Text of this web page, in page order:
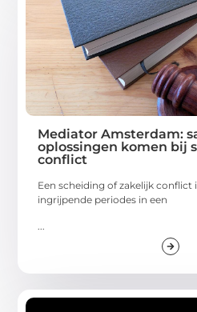
Mediator Amsterdam:
oplossingen komen bij
conflict
Een scheiding of zakelijk conflict
ingrijpende periodes in een